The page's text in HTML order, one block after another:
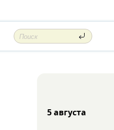
5 августа